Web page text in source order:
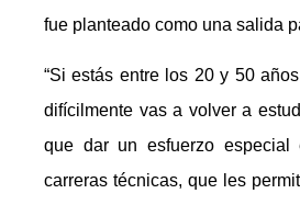
fue planteado como una salida
“Si estás entre los 20 y 50
difícilmente vas a volver a
que dar un esfuerzo
carreras técnicas, que les